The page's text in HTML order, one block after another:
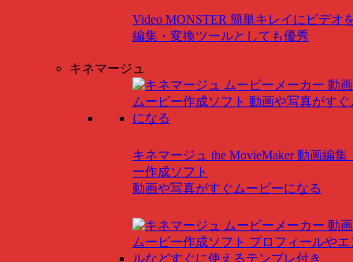
Video MONSTER 簡単キレイにビデオ
編集・変換ツールとしても優秀
キネマージュ
キネマージュ the MovieMaker 動画編集
ー作成ソフト
動画や写真がすぐムービーになる